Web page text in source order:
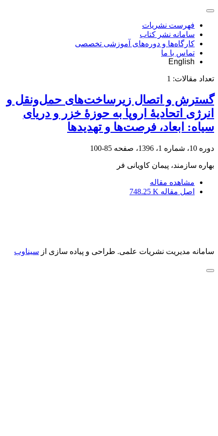
فهرست نشریات
سامانه نشر کتاب
کارگاه‌ها و دوره‌های آموزشی تخصصی
تماس با ما
English
تعداد مقالات: 1
گسترش و اتصال زیرساخت‌های حمل‌ونقل و
انرژی اتحادیۀ اروپا به حوزۀ خزر و دریای
سیاه: ابعاد، فرصت‌ها و تهدیدها
دوره 10، شماره 1، 1396، صفحه 85-100
بهاره سازمند، پیمان کاویانی فر
مشاهده مقاله
اصل مقاله 748.25 K
سامانه مدیریت نشریات علمی. طراحی و پیاده سازی از سیناوب